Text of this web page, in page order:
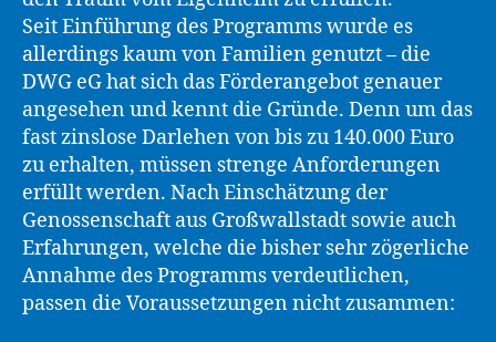
Seit Einführung des Programms wurde es
allerdings kaum von Familien genutzt – die
DWG eG hat sich das Förderangebot genauer
angesehen und kennt die Gründe. Denn um das
fast zinslose Darlehen von bis zu 140.000 Euro
zu erhalten, müssen strenge Anforderungen
erfüllt werden. Nach Einschätzung der
Genossenschaft aus Großwallstadt sowie auch
Erfahrungen, welche die bisher sehr zögerliche
Annahme des Programms verdeutlichen,
passen die Voraussetzungen nicht zusammen: